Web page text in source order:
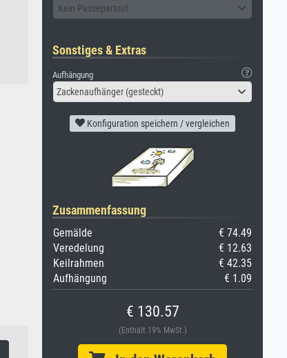
Kein Passepartout
Sonstiges & Extras
Aufhängung
Zackenaufhänger (gesteckt)
Konfiguration speichern / vergleichen
Zusammenfassung
Gemälde
€ 74.49
Veredelung
€ 12.63
Keilrahmen
€ 42.35
Aufhängung
€ 1.09
€ 130.57
(Enthält 19% MwSt.)